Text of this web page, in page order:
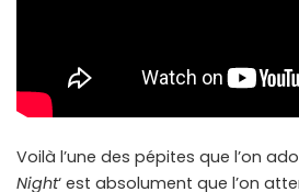
Voilà l’une des pépites que l’on
Night‘ est absolument que l’on